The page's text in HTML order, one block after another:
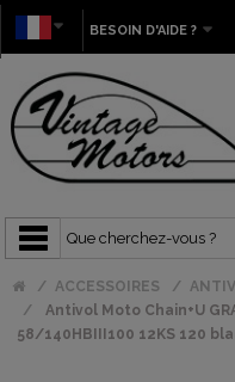
BESOIN D'AIDE ?
ACCESSOIRES
Antivol Moto Chain+U
58/140HBIII100 12KS 120